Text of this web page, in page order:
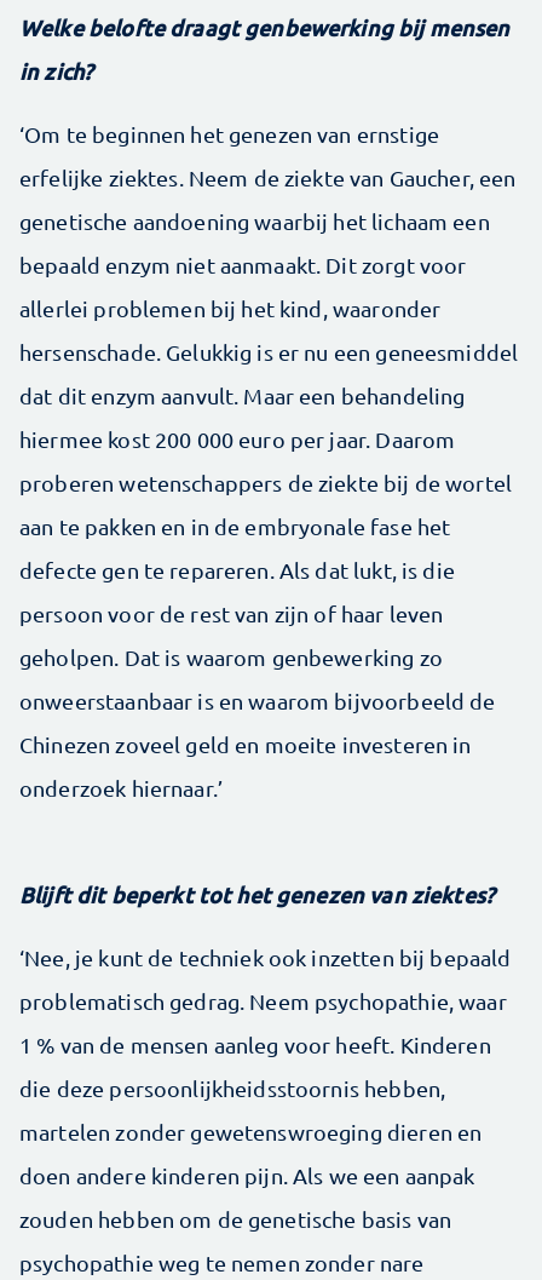
Welke belofte draagt genbewerking bij mensen
in zich?
‘Om te beginnen het genezen van ernstige
erfelijke ziektes. Neem de ziekte van Gaucher, een
genetische aandoening waarbij het lichaam een
bepaald enzym niet aanmaakt. Dit zorgt voor
allerlei problemen bij het kind, waaronder
hersenschade. Gelukkig is er nu een geneesmiddel
dat dit enzym aanvult. Maar een behandeling
hiermee kost 200 000 euro per jaar. Daarom
proberen wetenschappers de ziekte bij de wortel
aan te pakken en in de embryonale fase het
defecte gen te repareren. Als dat lukt, is die
persoon voor de rest van zijn of haar leven
geholpen. Dat is waarom genbewerking zo
onweerstaanbaar is en waarom bijvoorbeeld de
Chinezen zoveel geld en moeite investeren in
onderzoek hiernaar.’
Blijft dit beperkt tot het genezen van ziektes?
‘Nee, je kunt de techniek ook inzetten bij bepaald
problematisch gedrag. Neem psychopathie, waar
1 % van de mensen aanleg voor heeft. Kinderen
die deze persoonlijkheidsstoornis hebben,
martelen zonder gewetenswroeging dieren en
doen andere kinderen pijn. Als we een aanpak
zouden hebben om de genetische basis van
psychopathie weg te nemen zonder nare